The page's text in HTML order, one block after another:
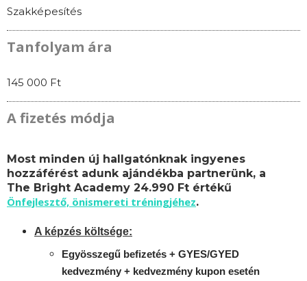
Szakképesítés
Tanfolyam ára
145 000 Ft
A fizetés módja
Most minden új hallgatónknak ingyenes
hozzáférést adunk ajándékba partnerünk, a
The Bright Academy 24.990 Ft értékű
Önfejlesztő, önismereti tréningjéhez.
A képzés költsége:
Egyösszegű befizetés + GYES/GYED
kedvezmény + kedvezmény kupon esetén